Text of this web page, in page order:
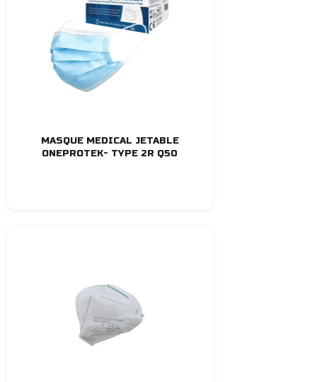
MASQUE MEDICAL JETABLE
ONEPROTEK- TYPE 2R Q50